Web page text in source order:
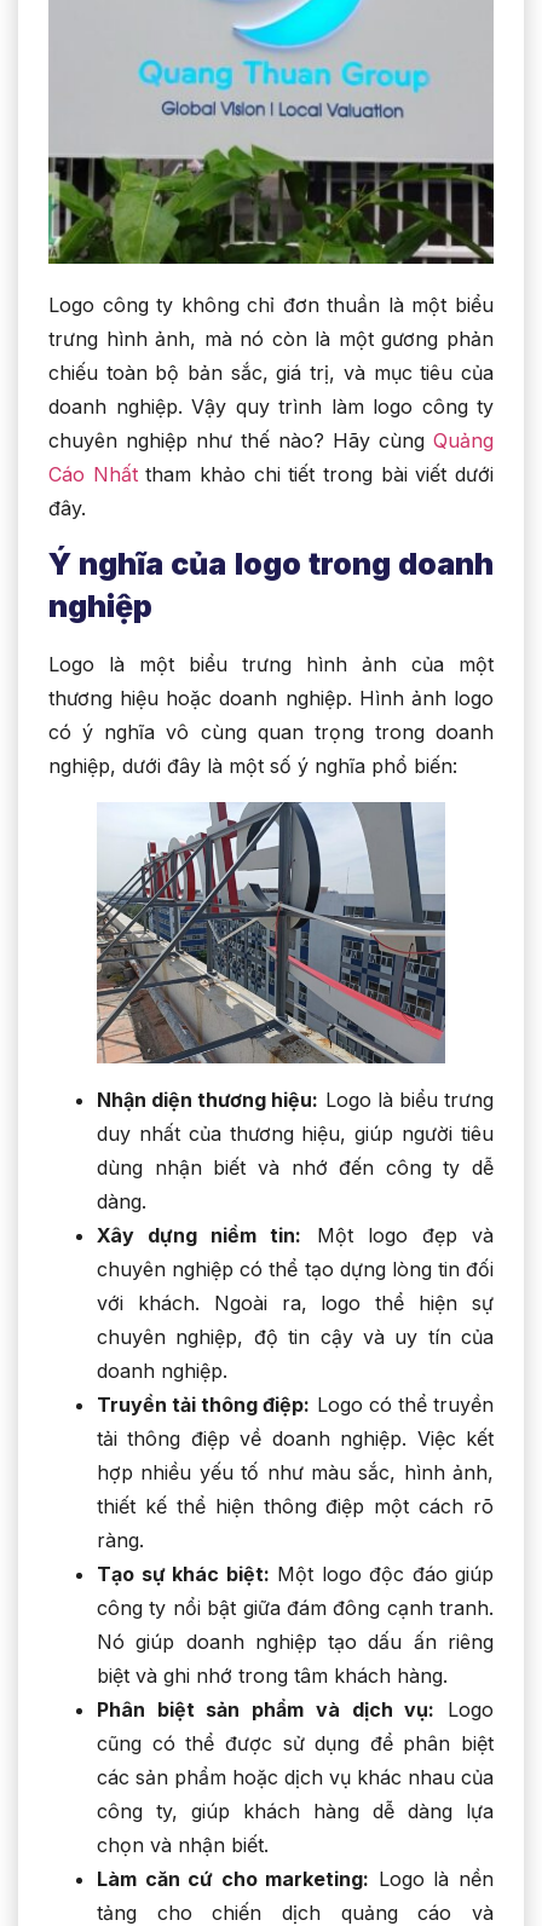
Logo công ty không chỉ đơn thuần là một biểu
trưng hình ảnh, mà nó còn là một gương phản
chiếu toàn bộ bản sắc, giá trị, và mục tiêu của
doanh nghiệp. Vậy quy trình làm logo công ty
chuyên nghiệp như thế nào? Hãy cùng Quảng
Cáo Nhấttham khảo chi tiết trong bài viết dưới
đây.
Ý nghĩa của logo trong doanh
nghiệp
Logo là một biểu trưng hình ảnh của một
thương hiệu hoặc doanh nghiệp. Hình ảnh logo
có ý nghĩa vô cùng quan trọng trong doanh
nghiệp, dưới đây là một số ý nghĩa phổ biến:
Nhận diện thương hiệu: Logo là biểu trưng
duy nhất của thương hiệu, giúp người tiêu
dùng nhận biết và nhớ đến công ty dễ
dàng.
Xây dựng niềm tin: Một logo đẹp và
chuyên nghiệp có thể tạo dựng lòng tin đối
với khách. Ngoài ra, logo thể hiện sự
chuyên nghiệp, độ tin cậy và uy tín của
doanh nghiệp.
Truyền tải thông điệp: Logo có thể truyền
tải thông điệp về doanh nghiệp. Việc kết
hợp nhiều yếu tố như màu sắc, hình ảnh,
thiết kế thể hiện thông điệp một cách rõ
ràng.
Tạo sự khác biệt: Một logo độc đáo giúp
công ty nổi bật giữa đám đông cạnh tranh.
Nó giúp doanh nghiệp tạo dấu ấn riêng
biệt và ghi nhớ trong tâm khách hàng.
Phân biệt sản phẩm và dịch vụ: Logo
cũng có thể được sử dụng để phân biệt
các sản phẩm hoặc dịch vụ khác nhau của
công ty, giúp khách hàng dễ dàng lựa
chọn và nhận biết.
Làm căn cứ cho marketing: Logo là nền
tảng cho chiến dịch quảng cáo và